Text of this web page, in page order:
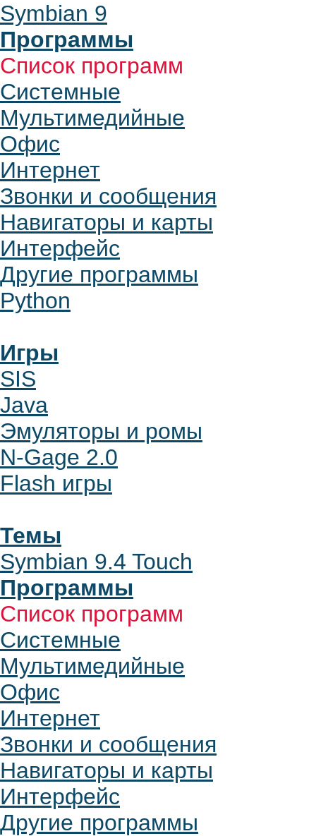
Symbian 9
Программы
Список программ
Системные
Мультимедийные
Офис
Интернет
Звонки и сообщения
Навигаторы и карты
Интерфейс
Другие программы
Python
Игры
SIS
Java
Эмуляторы и ромы
N-Gage 2.0
Flash игры
Темы
Symbian 9.4 Touch
Программы
Список программ
Системные
Мультимедийные
Офис
Интернет
Звонки и сообщения
Навигаторы и карты
Интерфейс
Другие программы